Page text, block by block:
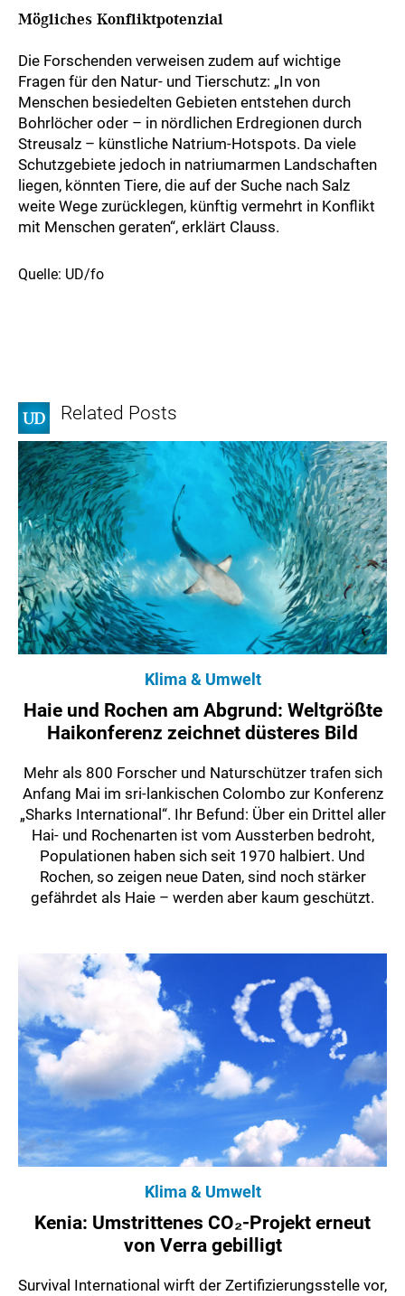
Mögliches Konfliktpotenzial
Die Forschenden verweisen zudem auf wichtige
Fragen für den Natur- und Tierschutz: „In von
Menschen besiedelten Gebieten entstehen durch
Bohrlöcher oder – in nördlichen Erdregionen durch
Streusalz – künstliche Natrium-Hotspots. Da viele
Schutzgebiete jedoch in natriumarmen Landschaften
liegen, könnten Tiere, die auf der Suche nach Salz
weite Wege zurücklegen, künftig vermehrt in Konflikt
mit Menschen geraten“, erklärt Clauss.
Quelle: UD/fo
Related Posts
Klima & Umwelt
Haie und Rochen am Abgrund: Weltgrößte
Haikonferenz zeichnet düsteres Bild
Mehr als 800 Forscher und Naturschützer trafen sich
Anfang Mai im sri-lankischen Colombo zur Konferenz
„Sharks International“. Ihr Befund: Über ein Drittel aller
Hai- und Rochenarten ist vom Aussterben bedroht,
Populationen haben sich seit 1970 halbiert. Und
Rochen, so zeigen neue Daten, sind noch stärker
gefährdet als Haie – werden aber kaum geschützt.
Klima & Umwelt
Kenia: Umstrittenes CO₂-Projekt erneut
von Verra gebilligt
Survival International wirft der Zertifizierungsstelle vor,